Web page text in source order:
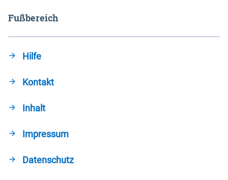
Fußbereich
Hilfe
Kontakt
Inhalt
Impressum
Datenschutz